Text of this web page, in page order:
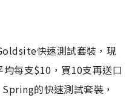
快速測試套裝，現
每支$10，買10支再送口
的快速測試套裝，